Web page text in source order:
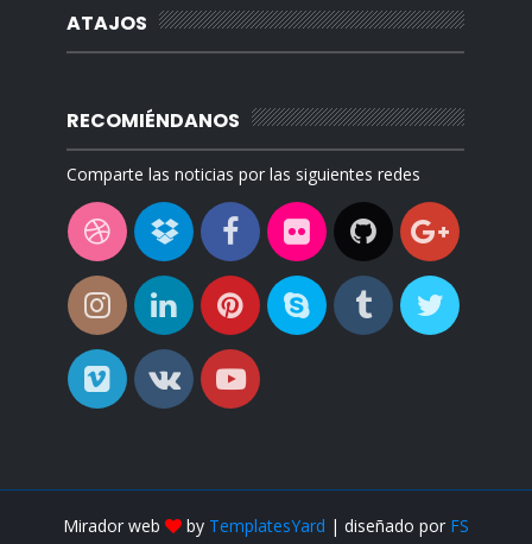
ATAJOS
RECOMIÉNDANOS
Comparte las noticias por las siguientes redes
Mirador web by TemplatesYard | diseñado por FS